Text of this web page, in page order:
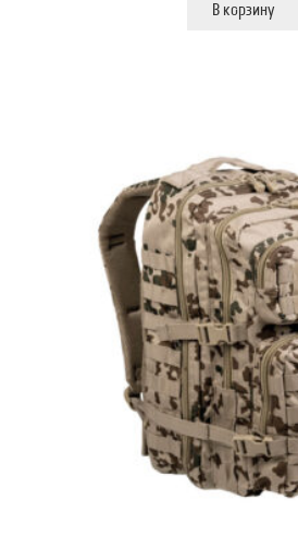
В корзину